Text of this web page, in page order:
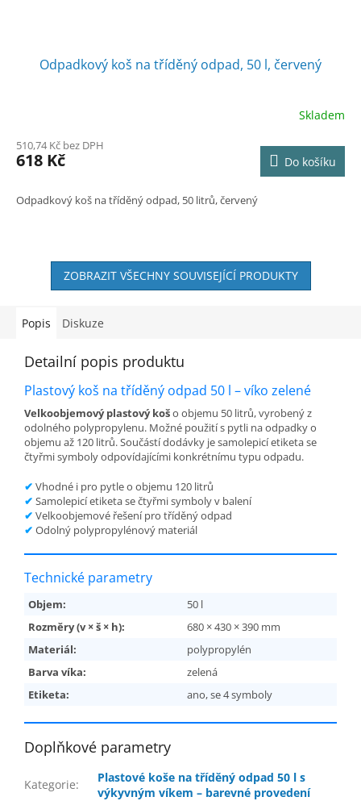
Odpadkový koš na tříděný odpad, 50 l, červený
Skladem
510,74 Kč bez DPH
618 Kč Do košíku
Odpadkový koš na tříděný odpad, 50 litrů, červený
ZOBRAZIT VŠECHNY SOUVISEJÍCÍ PRODUKTY
Popis Diskuze
Detailní popis produktu
Plastový koš na tříděný odpad 50 l – víko zelené
Velkoobjemový plastový košo objemu 50 litrů, vyrobený z
odolného polypropylenu. Možné použití s pytli na odpadky o
objemu až 120 litrů. Součástí dodávky je samolepicí etiketa se
čtyřmi symboly odpovídajícími konkrétnímu typu odpadu.
✔ Vhodné i pro pytle o objemu 120 litrů
✔ Samolepicí etiketa se čtyřmi symboly v balení
✔ Velkoobjemové řešení pro tříděný odpad
✔ Odolný polypropylénový materiál
Technické parametry
Objem:
50 l
Rozměry (v × š × h):
680 × 430 × 390 mm
Materiál:
polypropylén
Barva víka:
zelená
Etiketa:
ano, se 4 symboly
Doplňkové parametry
Kategorie:
Plastové koše na tříděný odpad 50 l s
výkyvným víkem – barevné provedení